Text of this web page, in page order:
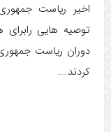
اخیر ریاست
توصیه هایی
دوران ریاست
کردند….